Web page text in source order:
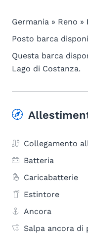
Germania » Reno »
Posto barca
Questa barca
Lago di Costanza.
Collegamento
Batteria
Caricabatterie
Estintore
Ancora
Salpa ancora di